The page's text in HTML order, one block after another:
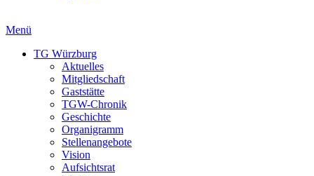
Menü
TG Würzburg
Aktuelles
Mitgliedschaft
Gaststätte
TGW-Chronik
Geschichte
Organigramm
Stellenangebote
Vision
Aufsichtsrat